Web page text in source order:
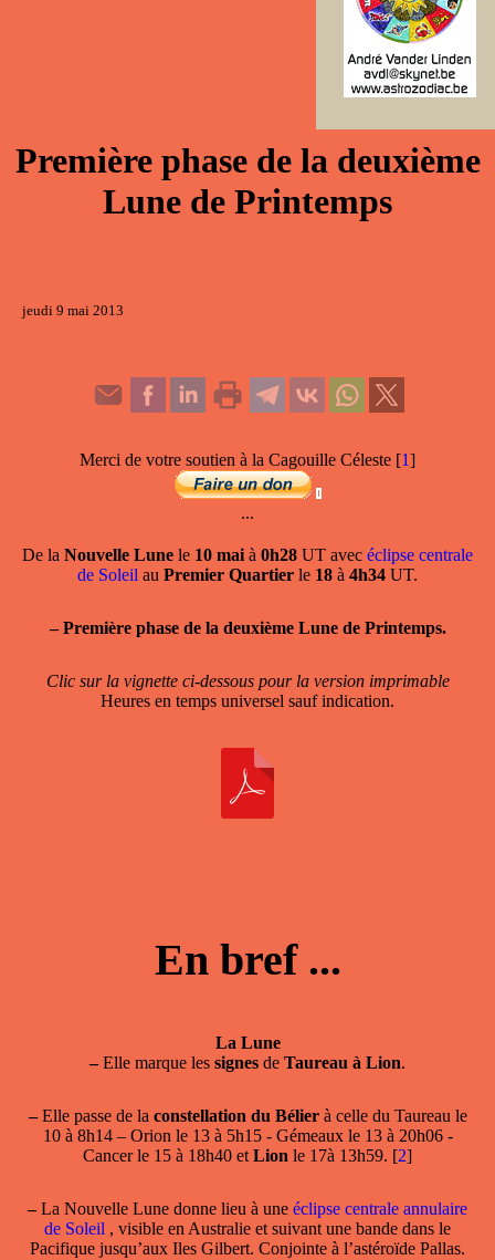
Première phase de la deuxième
Lune de Printemps
jeudi 9 mai 2013
Merci de votre soutien à la Cagouille Céleste [1]
...
De la Nouvelle Lune le 10 mai à 0h28 UT avec éclipse centrale
de Soleil au Premier Quartier le 18 à 4h34 UT.
– Première phase de la deuxième Lune de Printemps.
Clic sur la vignette ci-dessous pour la version imprimable
Heures en temps universel sauf indication.
En bref ...
La Lune
–Elle marque les signes de Taureau à Lion.
–Elle passe de la constellation du Bélierà celle du Taureau le
10 à 8h14 – Orion le 13 à 5h15 - Gémeaux le 13 à 20h06 -
Cancer le 15 à 18h40 et Lion le 17à 13h59. [2]
–La Nouvelle Lune donne lieu à une éclipse centrale annulaire
de Soleil , visible en Australie et suivant une bande dans le
Pacifique jusqu’aux Iles Gilbert. Conjointe à l’astéroïde Pallas.